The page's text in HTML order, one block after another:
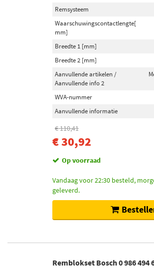
Remsysteem
Waarschuwingscontactlengte[
mm]
Breedte 1 [mm]
Breedte 2 [mm]
Aanvullende artikelen /
Aanvullende info 2
WVA-nummer
Aanvullende informatie
€ 110,41
€ 30,92
Op voorraad
Vandaag voor 22:30 besteld,
geleverd.
Remblokset Bosch 0 986 494